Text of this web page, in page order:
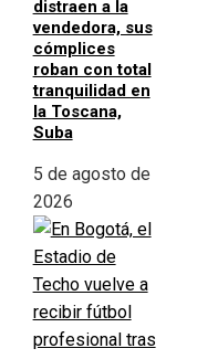
distraen a la
vendedora, sus
cómplices
roban con total
tranquilidad en
la Toscana,
Suba
5 de agosto de
2026